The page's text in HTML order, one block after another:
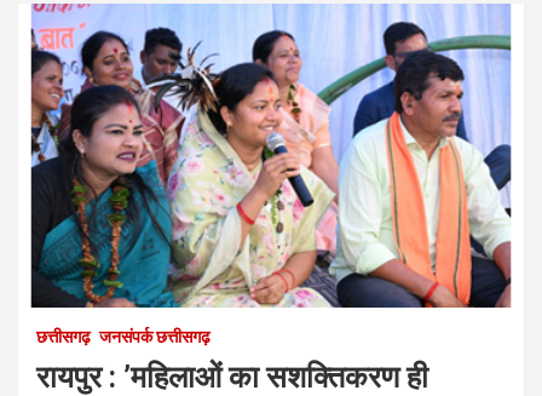
छत्तीसगढ़ जनसंपर्क छत्तीसगढ़
रायपुर : ’महिलाओं का सशक्तिकरण ही